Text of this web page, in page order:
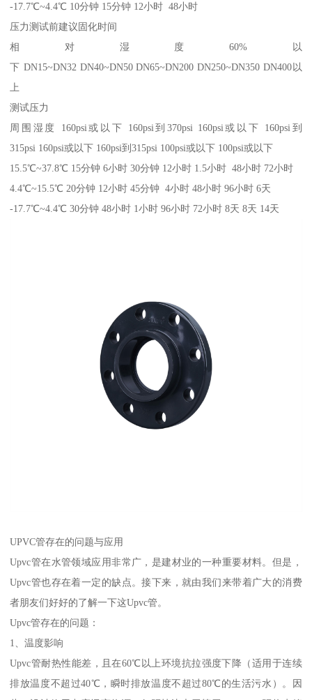
-17.7℃~4.4℃ 10分钟 15分钟 12小时 48小时
压力测试前建议固化时间
相对湿度60%以
下 DN15~DN32 DN40~DN50 DN65~DN200 DN250~DN350 DN400以
上
测试压力
周围湿度 160psi或以下 160psi到370psi 160psi或以下 160psi到
315psi 160psi或以下 160psi到315psi 100psi或以下 100psi或以下
15.5℃~37.8℃ 15分钟 6小时 30分钟 12小时 1.5小时 48小时 72小时
4.4℃~15.5℃ 20分钟 12小时 45分钟 4小时 48小时 96小时 6天
-17.7℃~4.4℃ 30分钟 48小时 1小时 96小时 72小时 8天 8天 14天
UPVC管存在的问题与应用
Upvc管在水管领域应用非常广，是建材业的一种重要材料。但是，
Upvc管也存在着一定的缺点。接下来，就由我们来带着广大的消费
者朋友们好好的了解一下这Upvc管。
Upvc管存在的问题：
1、温度影响
Upvc管耐热性能差，且在60℃以上环境抗拉强度下降（适用于连续
排放温度不超过40℃，瞬时排放温度不超过80℃的生活污水）。因